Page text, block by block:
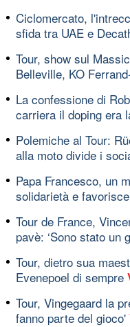
Ciclomercato,
sfida tra UAE e
Tour, show sul
Belleville, KO
La confessione di
carriera il doping era
Polemiche al Tour:
alla moto divide i
Papa Francesco, un
solidarietà e
Tour de France,
pavè: ‘Sono stato un
Tour, dietro sua
Evenepoel di sempre
Tour, Vingegaard la
fanno parte del gioco'